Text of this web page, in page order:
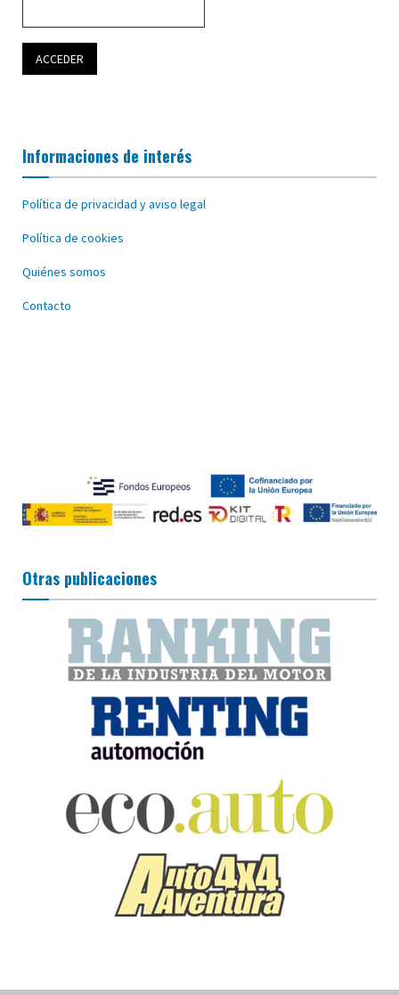
Informaciones de interés
Política de privacidad y aviso legal
Política de cookies
Quiénes somos
Contacto
Otras publicaciones